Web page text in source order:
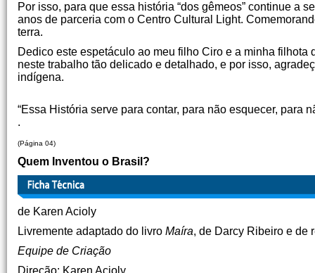
Por isso, para que essa história “dos gêmeos” continue a
anos de parceria com o Centro Cultural Light.
terra.
Dedico este espetáculo ao meu filho Ciro e a minha
neste trabalho tão delicado e detalhado, e por isso,
indígena.
“Essa História serve para contar, para não esquecer, para
.
(Página 04)
Quem Inventou o Brasil?
de Karen Acioly
Livremente adaptado do livro Maíra, de Darcy Ribeiro e de
Equipe de Criação
Direção: Karen Acioly